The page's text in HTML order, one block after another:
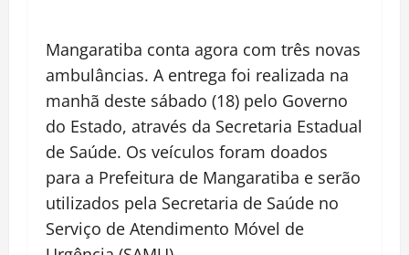
Mangaratiba conta agora com três novas
ambulâncias. A entrega foi realizada na
manhã deste sábado (18) pelo Governo
do Estado, através da Secretaria Estadual
de Saúde. Os veículos foram doados
para a Prefeitura de Mangaratiba e serão
utilizados pela Secretaria de Saúde no
Serviço de Atendimento Móvel de